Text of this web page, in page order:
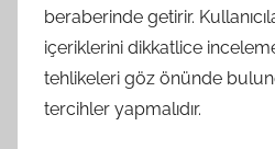
beraberinde getirir.
içeriklerini dikkatlice
tehlikeleri göz önünde
tercihler yapmalıdır.